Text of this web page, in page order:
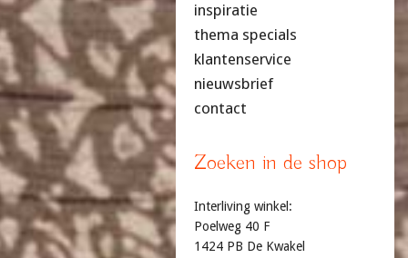
inspiratie
thema specials
klantenservice
nieuwsbrief
contact
Zoeken in de shop
Interliving winkel:
Poelweg 40 F
1424 PB De Kwakel